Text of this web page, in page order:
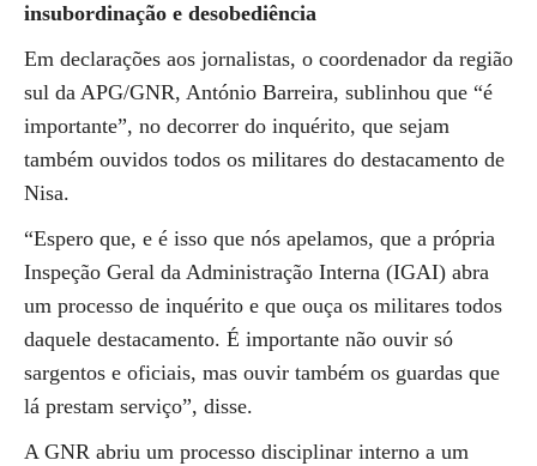
insubordinação e desobediência
Em declarações aos jornalistas, o coordenador da região
sul da APG/GNR, António Barreira, sublinhou que “é
importante”, no decorrer do inquérito, que sejam
também ouvidos todos os militares do destacamento de
Nisa.
“Espero que, e é isso que nós apelamos, que a própria
Inspeção Geral da Administração Interna (IGAI) abra
um processo de inquérito e que ouça os militares todos
daquele destacamento. É importante não ouvir só
sargentos e oficiais, mas ouvir também os guardas que
lá prestam serviço”, disse.
A GNR abriu um processo disciplinar interno a um